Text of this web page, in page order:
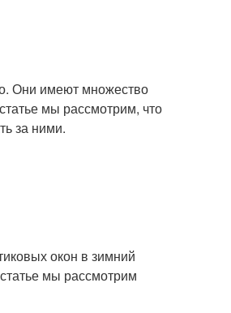
Они имеют множество
мы рассмотрим, что
за ними.
окон в зимний
мы рассмотрим